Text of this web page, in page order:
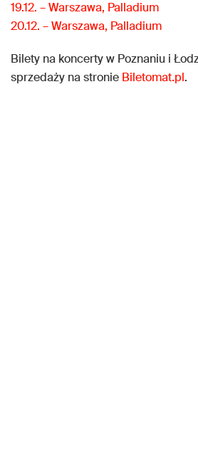
19.12. – Warszawa, Palladium
20.12. – Warszawa, Palladium
Bilety na koncerty w Poznaniu i
sprzedaży na stronie Biletomat.pl.